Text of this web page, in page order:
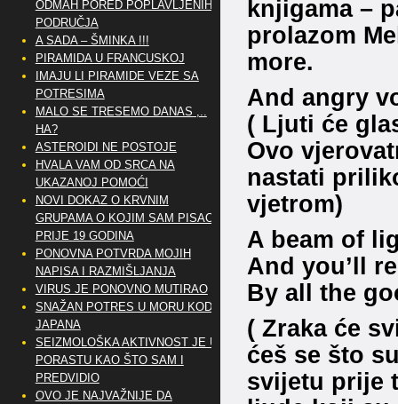
knjigama –
prolazom
more.
And angry
( Ljuti će
Ovo
nastati
vjetrom)
A beam of
And you’ll
By all the
( Zraka će
ćeš se što
svijetu prije
ODMAH PORED POPLAVLJENIH
PODRUČJA
A SADA – ŠMINKA !!!
PIRAMIDA U FRANCUSKOJ
IMAJU LI PIRAMIDE VEZE SA
POTRESIMA
MALO SE TRESEMO DANAS ,..
HA?
ASTEROIDI NE POSTOJE
HVALA VAM OD SRCA NA
UKAZANOJ POMOĆI
NOVI DOKAZ O KRVNIM
GRUPAMA O KOJIM SAM PISAO
PRIJE 19 GODINA
PONOVNA POTVRDA MOJIH
NAPISA I RAZMIŠLJANJA
VIRUS JE PONOVNO MUTIRAO
SNAŽAN POTRES U MORU KOD
JAPANA
SEIZMOLOŠKA AKTIVNOST JE U
PORASTU KAO ŠTO SAM I
PREDVIDIO
OVO JE NAJVAŽNIJE DA